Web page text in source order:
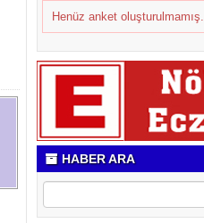
Henüz anket oluşturulmamış.
HABER ARA